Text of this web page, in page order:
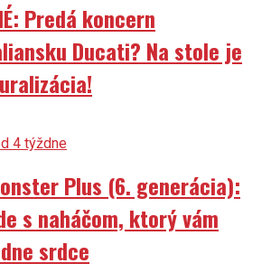
Predá koncern
Ducati? Na stole je
4 týždne
Plus (6. generácia):
s naháčom, ktorý vám
srdce